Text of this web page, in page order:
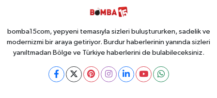
bomba15com, yepyeni temasıyla sizleri buluştururken, sadelik ve
modernizmi bir araya getiriyor. Burdur haberlerinin yanında sizleri
yanıltmadan Bölge ve Türkiye haberlerini de bulabileceksiniz.